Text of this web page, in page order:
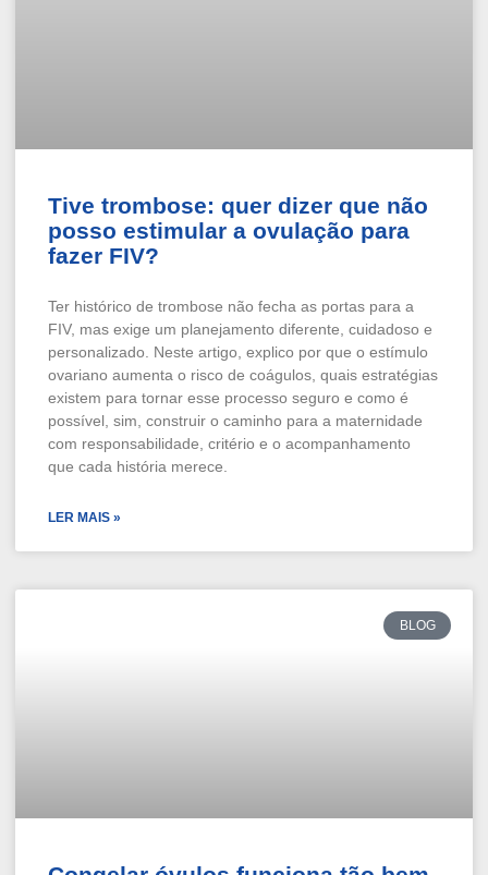
Tive trombose: quer dizer que não
posso estimular a ovulação para
fazer FIV?
Ter histórico de trombose não fecha as portas para a
FIV, mas exige um planejamento diferente, cuidadoso e
personalizado. Neste artigo, explico por que o estímulo
ovariano aumenta o risco de coágulos, quais estratégias
existem para tornar esse processo seguro e como é
possível, sim, construir o caminho para a maternidade
com responsabilidade, critério e o acompanhamento
que cada história merece.
LER MAIS »
BLOG